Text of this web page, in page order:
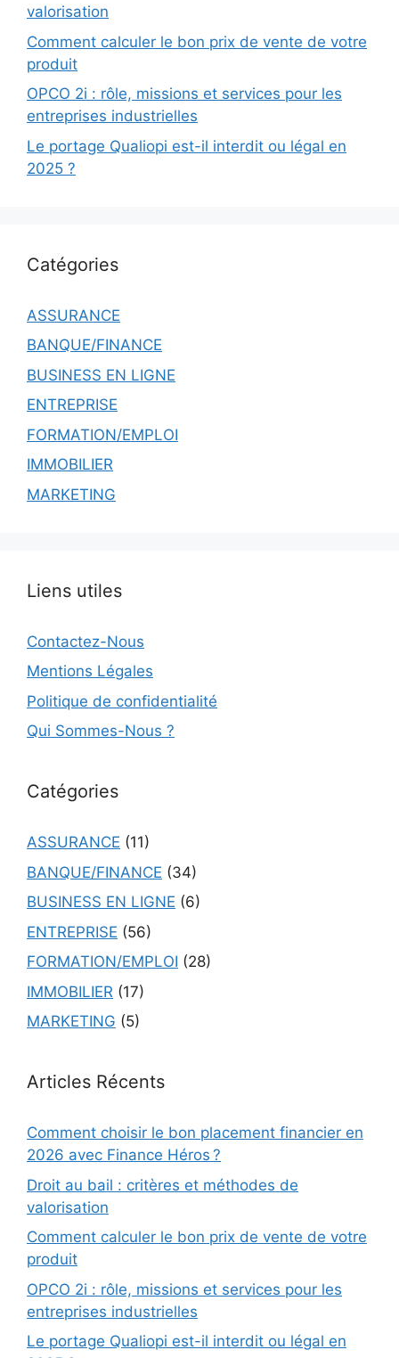
valorisation
Comment calculer le bon prix de vente de votre
produit
OPCO 2i : rôle, missions et services pour les
entreprises industrielles
Le portage Qualiopi est-il interdit ou légal en
2025 ?
Catégories
ASSURANCE
BANQUE/FINANCE
BUSINESS EN LIGNE
ENTREPRISE
FORMATION/EMPLOI
IMMOBILIER
MARKETING
Liens utiles
Contactez-Nous
Mentions Légales
Politique de confidentialité
Qui Sommes-Nous ?
Catégories
ASSURANCE (11)
BANQUE/FINANCE (34)
BUSINESS EN LIGNE (6)
ENTREPRISE (56)
FORMATION/EMPLOI (28)
IMMOBILIER (17)
MARKETING (5)
Articles Récents
Comment choisir le bon placement financier en
2026 avec Finance Héros ?
Droit au bail : critères et méthodes de
valorisation
Comment calculer le bon prix de vente de votre
produit
OPCO 2i : rôle, missions et services pour les
entreprises industrielles
Le portage Qualiopi est-il interdit ou légal en